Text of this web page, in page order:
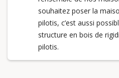
souhaitez poser la
pilotis, c’est aussi
structure en bois de
pilotis.